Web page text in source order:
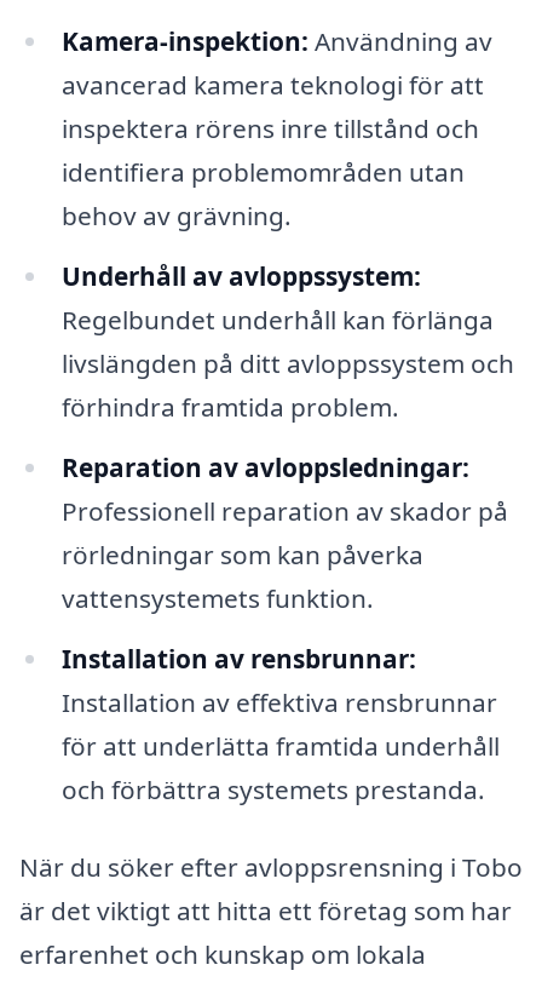
Kamera-inspektion: Användning av
avancerad kamera teknologi för att
inspektera rörens inre tillstånd och
identifiera problemområden utan
behov av grävning.
Underhåll av avloppssystem:
Regelbundet underhåll kan förlänga
livslängden på ditt avloppssystem och
förhindra framtida problem.
Reparation av avloppsledningar:
Professionell reparation av skador på
rörledningar som kan påverka
vattensystemets funktion.
Installation av rensbrunnar:
Installation av effektiva rensbrunnar
för att underlätta framtida underhåll
och förbättra systemets prestanda.
När du söker efter avloppsrensning i Tobo
är det viktigt att hitta ett företag som har
erfarenhet och kunskap om lokala